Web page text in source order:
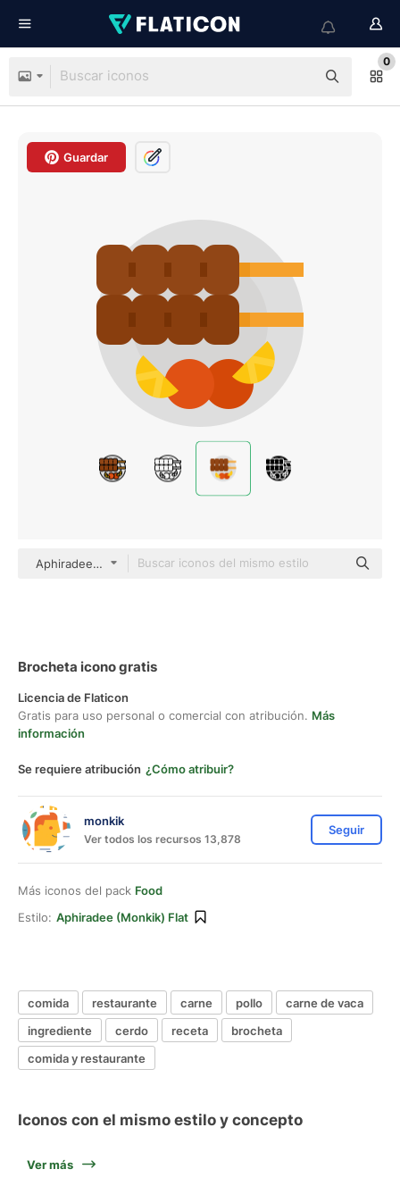
0
Guardar
Aphiradee (monkik) Flat
Brocheta icono gratis
Licencia de Flaticon
Gratis para uso personal o comercial con atribución. Más
información
Se requiere atribución ¿Cómo atribuir?
monkik
Ver todos los recursos 13,878
Seguir
Más iconos del pack Food
Estilo: Aphiradee (monkik) Flat
comida restaurante carne pollo
carne de vaca
ingrediente
cerdo receta
brocheta
comida y restaurante
Iconos con el mismo estilo y concepto
Ver más